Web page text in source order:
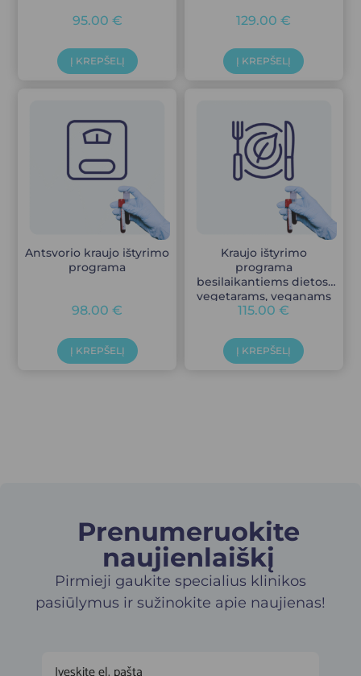
95.00 €
Į KREPŠELĮ
129.00€
Į KREPŠELĮ
Antsvorio kraujo ištyrimo
programa
98.00€
Į KREPŠELĮ
Kraujo ištyrimo
programa
besilaikantiems dietos,
vegetarams, veganams
115.00€
Į KREPŠELĮ
Prenumeruokite
naujienlaiškį​
Pirmieji gaukite specialius klinikos
pasiūlymus ir sužinokite apie naujienas!